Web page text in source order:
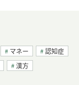
マネー
認知症
漢方